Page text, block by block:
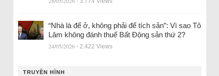
“Nhà là để ở, không phải để tích sản”: Vì sao Tô
Lâm không đánh thuế Bất Động sản thứ 2?
24/05/2026 - 2.422 Views
TRUYỀN HÌNH